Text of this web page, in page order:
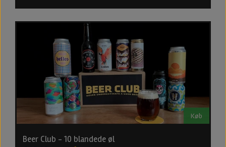
Køb
Beer Club - 10 blandede øl